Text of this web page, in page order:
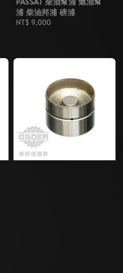
浦 柴油邦浦 磅浦
Regular
NT$ 9,000